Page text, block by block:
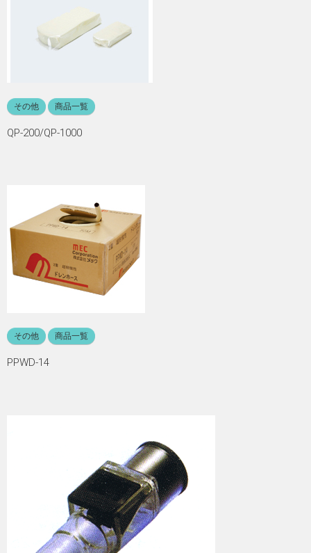
その他 商品一覧
QP-200/QP-1000
その他 商品一覧
PPWD-14